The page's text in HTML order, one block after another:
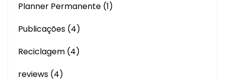
Planner Permanente (1)
Publicações (4)
Reciclagem (4)
reviews (4)